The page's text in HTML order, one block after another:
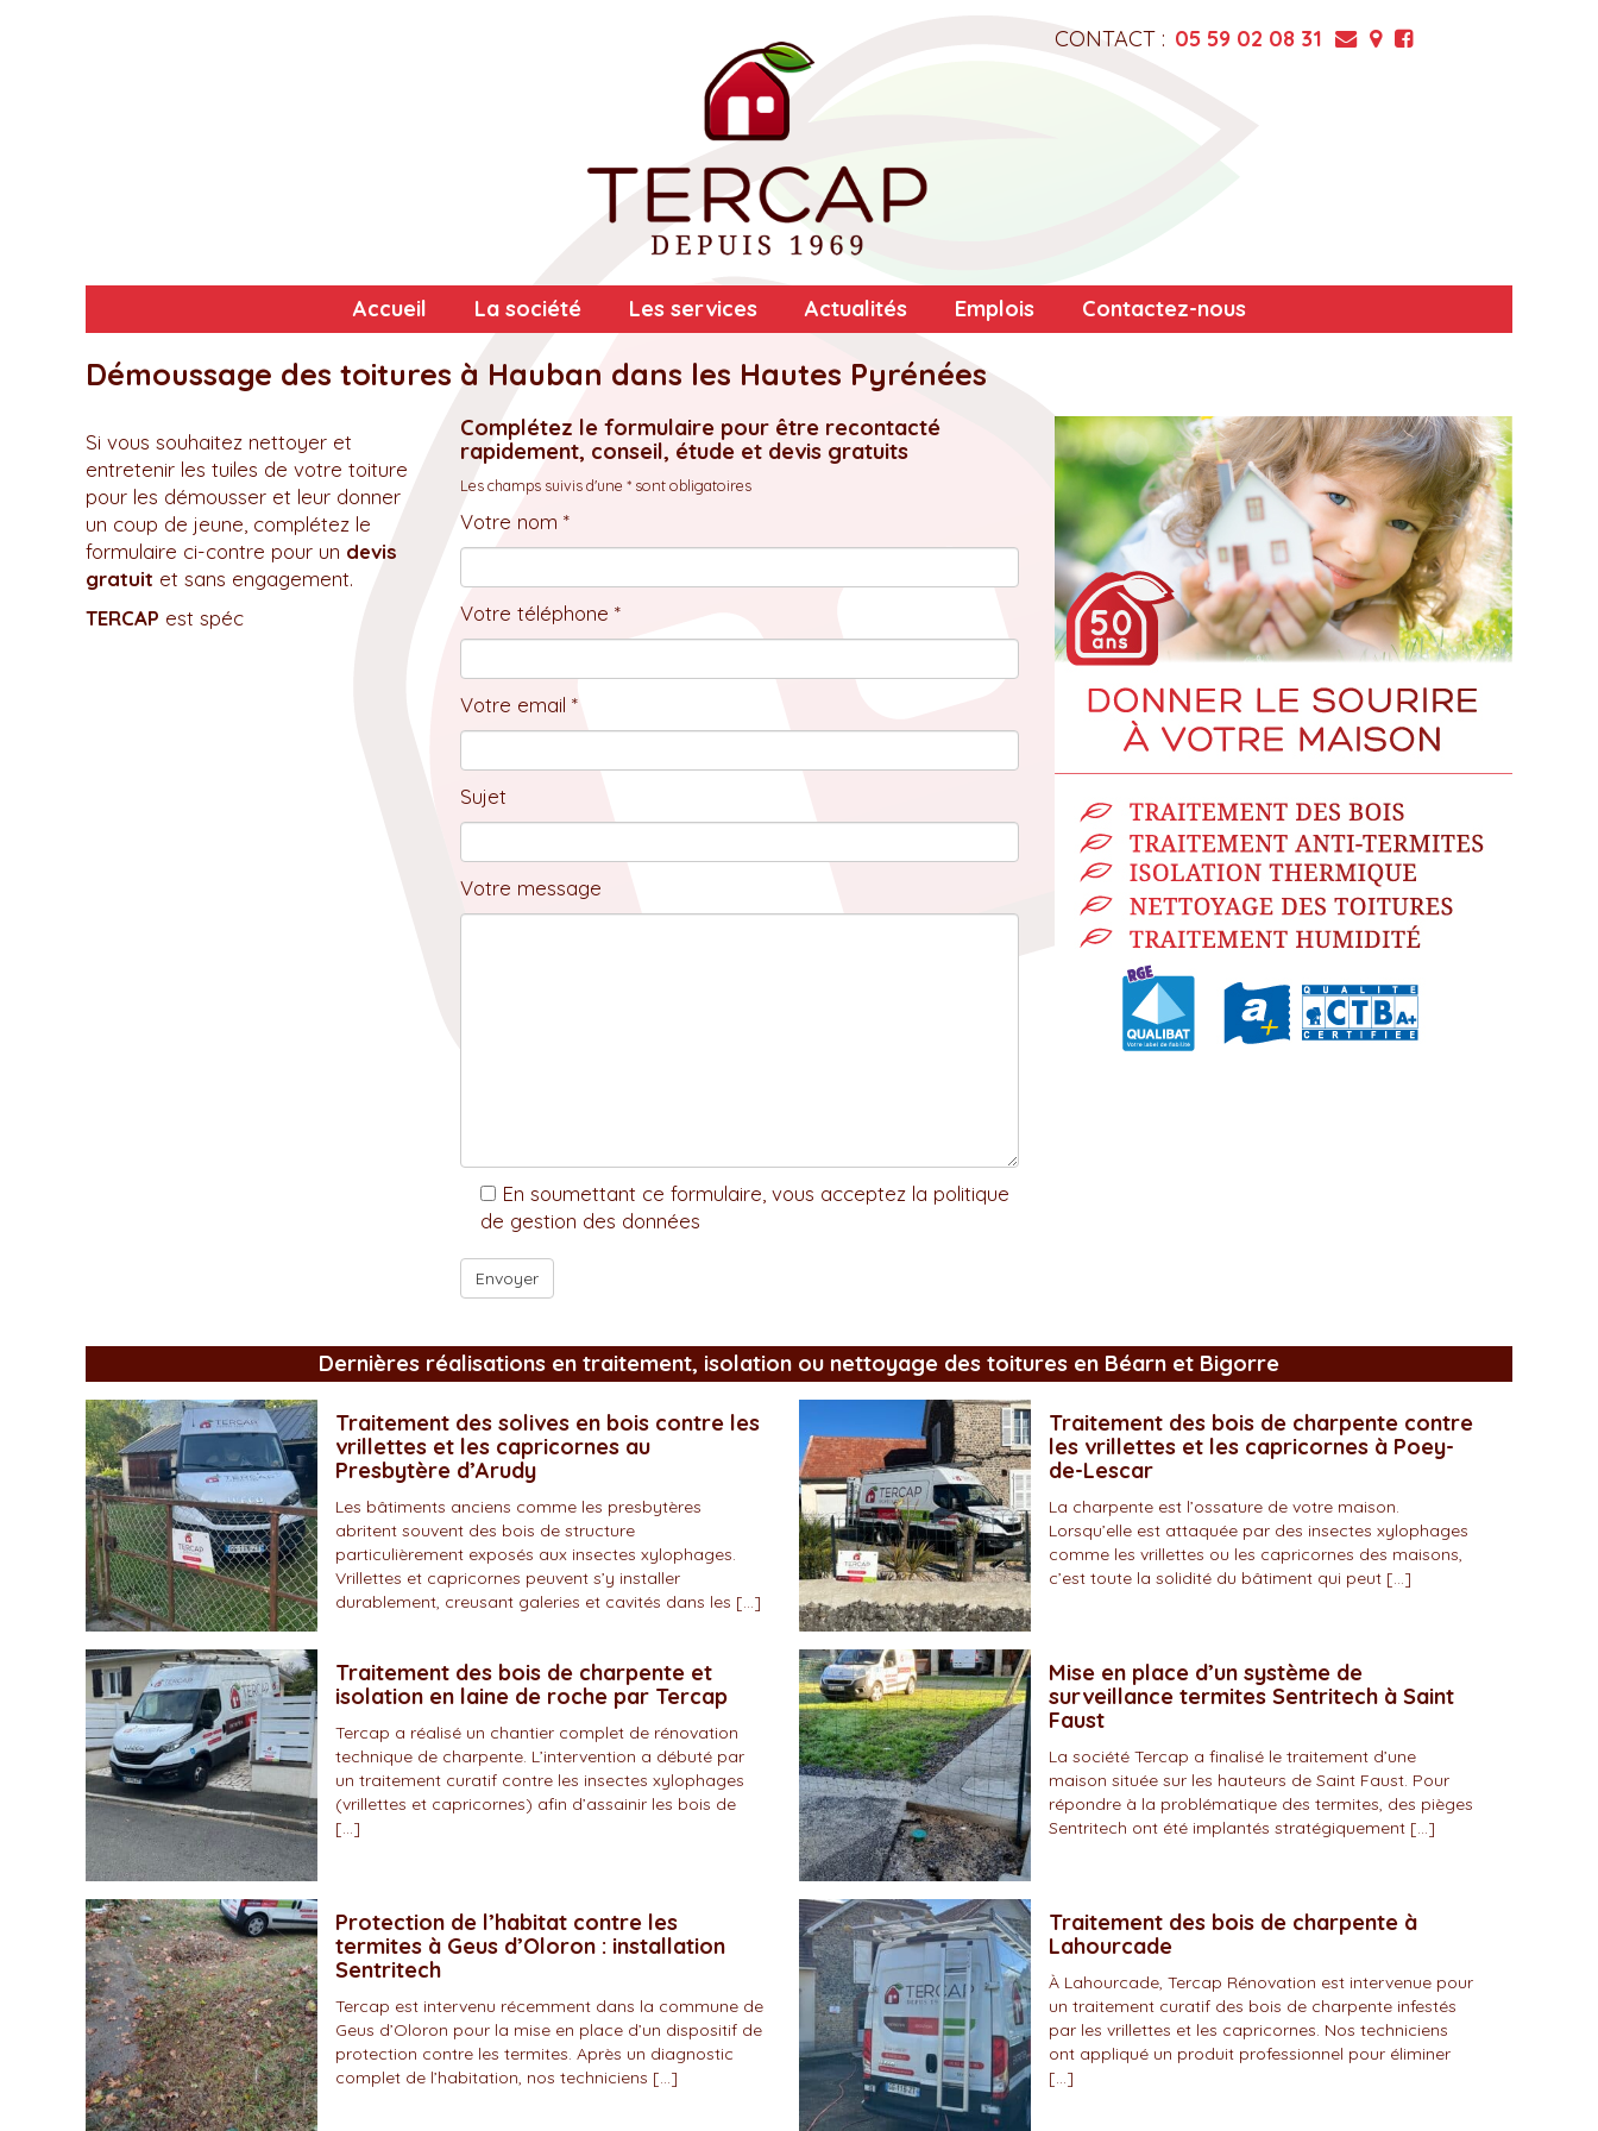
CONTACT : 05 59 02 08 31
Accueil La société Les services Actualités Emplois Contactez-nous
Démoussage des toitures à Hauban dans les Hautes Pyrénées
Si vous souhaitez nettoyer et
entretenir les tuiles de votre toiture
pour les démousser et leur donner
un coup de jeune, complétez le
formulaire ci-contre pour un devis
gratuit et sans engagement.
TERCAP est spéc
Complétez le formulaire pour être recontacté
rapidement, conseil, étude et devis gratuits
Les champs suivis d'une * sont obligatoires
Votre nom *
Votre téléphone *
Votre email *
Sujet
Votre message
En soumettant ce formulaire, vous acceptez la politique
de gestion des données
Dernières réalisations en traitement, isolation ou nettoyage des toitures en Béarn et Bigorre
Traitement des solives en bois contre les
vrillettes et les capricornes au
Presbytère d’Arudy
Les bâtiments anciens comme les presbytères
abritent souvent des bois de structure
particulièrement exposés aux insectes xylophages.
Vrillettes et capricornes peuvent s’y installer
durablement, creusant galeries et cavités dans les […]
Traitement des bois de charpente contre
les vrillettes et les capricornes à Poey-
de-Lescar
La charpente est l’ossature de votre maison.
Lorsqu’elle est attaquée par des insectes xylophages
comme les vrillettes ou les capricornes des maisons,
c’est toute la solidité du bâtiment qui peut […]
Traitement des bois de charpente et
isolation en laine de roche par Tercap
Tercap a réalisé un chantier complet de rénovation
technique de charpente. L’intervention a débuté par
un traitement curatif contre les insectes xylophages
(vrillettes et capricornes) afin d’assainir les bois de
[…]
Mise en place d’un système de
surveillance termites Sentritech à Saint
Faust
La société Tercap a finalisé le traitement d’une
maison située sur les hauteurs de Saint Faust. Pour
répondre à la problématique des termites, des pièges
Sentritech ont été implantés stratégiquement […]
Protection de l’habitat contre les
termites à Geus d’Oloron : installation
Sentritech
Tercap est intervenu récemment dans la commune de
Geus d’Oloron pour la mise en place d’un dispositif de
protection contre les termites. Après un diagnostic
complet de l’habitation, nos techniciens […]
Traitement des bois de charpente à
Lahourcade
À Lahourcade, Tercap Rénovation est intervenue pour
un traitement curatif des bois de charpente infestés
par les vrillettes et les capricornes. Nos techniciens
ont appliqué un produit professionnel pour éliminer
[…]